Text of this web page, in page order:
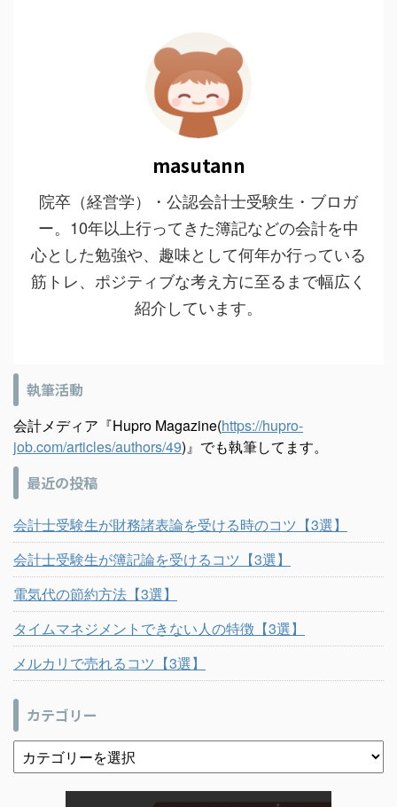
masutann
院卒（経営学）・公認会計士受験生・ブロガ
ー。10年以上行ってきた簿記などの会計を中
心とした勉強や、趣味として何年か行っている
筋トレ、ポジティブな考え方に至るまで幅広く
紹介しています。
執筆活動
会計メディア『Hupro Magazine(https://hupro-
job.com/articles/authors/49)』でも執筆してます。
最近の投稿
会計士受験生が財務諸表論を受ける時のコツ【3選】
会計士受験生が簿記論を受けるコツ【3選】
電気代の節約方法【3選】
タイムマネジメントできない人の特徴【3選】
メルカリで売れるコツ【3選】
カテゴリー